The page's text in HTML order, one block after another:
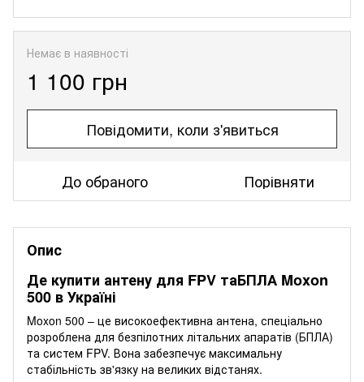
Немає в наявності
1 100 грн
Повідомити, коли з'явиться
До обраного Порівняти
Опис
Де купити антену для FPV таБПЛА Moxon
500 в Україні
Moxon 500 – це високоефективна антена, спеціально
розроблена для безпілотних літальних апаратів (БПЛА)
та систем FPV. Вона забезпечує максимальну
стабільність зв'язку на великих відстанях.